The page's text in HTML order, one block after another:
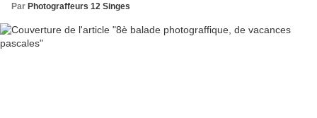
Par Photograffeurs 12 Singes